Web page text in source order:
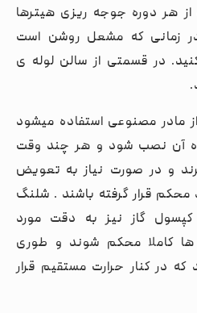
هر دوره جوجه ریزی هیترها
در زمانی که مشعل روشن است
در قسمتی از سالن لوله ی
مادر مصنوعی استفاده میشود
آن نصب شود و هر چند وقت
و در صورت نیاز به تعویض
قرار گرفته باشند . شلنگ
گاز نیز به دقت مورد
ها کاملا محکم شوند و طوری
در کنار حرارت مستقیم قرار